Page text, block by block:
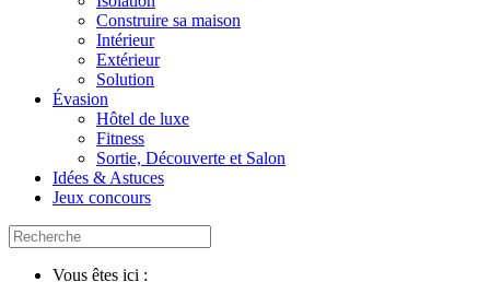
Construire sa maison
Intérieur
Extérieur
Solution
Évasion
Hôtel de luxe
Fitness
Sortie, Découverte et Salon
Idées & Astuces
Jeux concours
Vous êtes ici :